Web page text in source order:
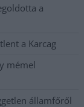
a
a Karcag
mémel
államfőről